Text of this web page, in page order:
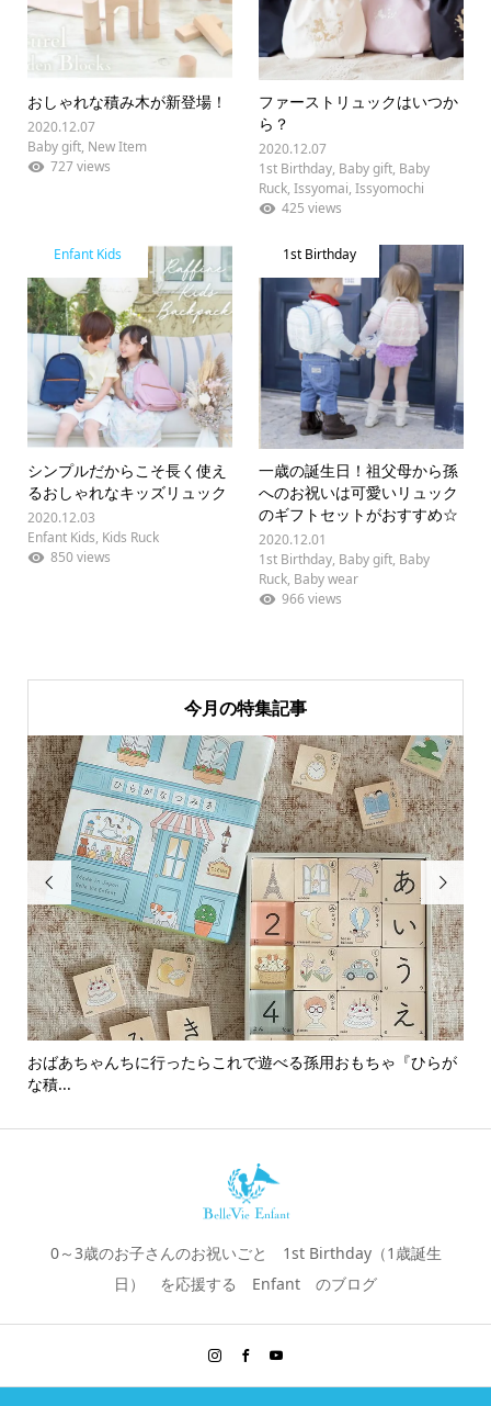
おしゃれな積み木が新登場！
2020.12.07
Baby gift, New Item
727 views
ファーストリュックはいつか
ら？
2020.12.07
1st Birthday, Baby gift, Baby
Ruck,Issyomai,Issyomochi
425 views
Enfant Kids
シンプルだからこそ長く使え
るおしゃれなキッズリュック
2020.12.03
Enfant Kids, Kids Ruck
850 views
1st Birthday
一歳の誕生日！祖父母から孫
へのお祝いは可愛いリュック
のギフトセットがおすすめ☆
2020.12.01
1st Birthday, Baby gift, Baby
Ruck, Baby wear
966 views
今月の特集記事

おばあちゃんちに行ったらこれで遊べる孫用おもちゃ『ひらが
な積...

0～3歳のお子さんのお祝いごと 1st Birthday（1歳誕生
日） を応援する Enfant のブログ